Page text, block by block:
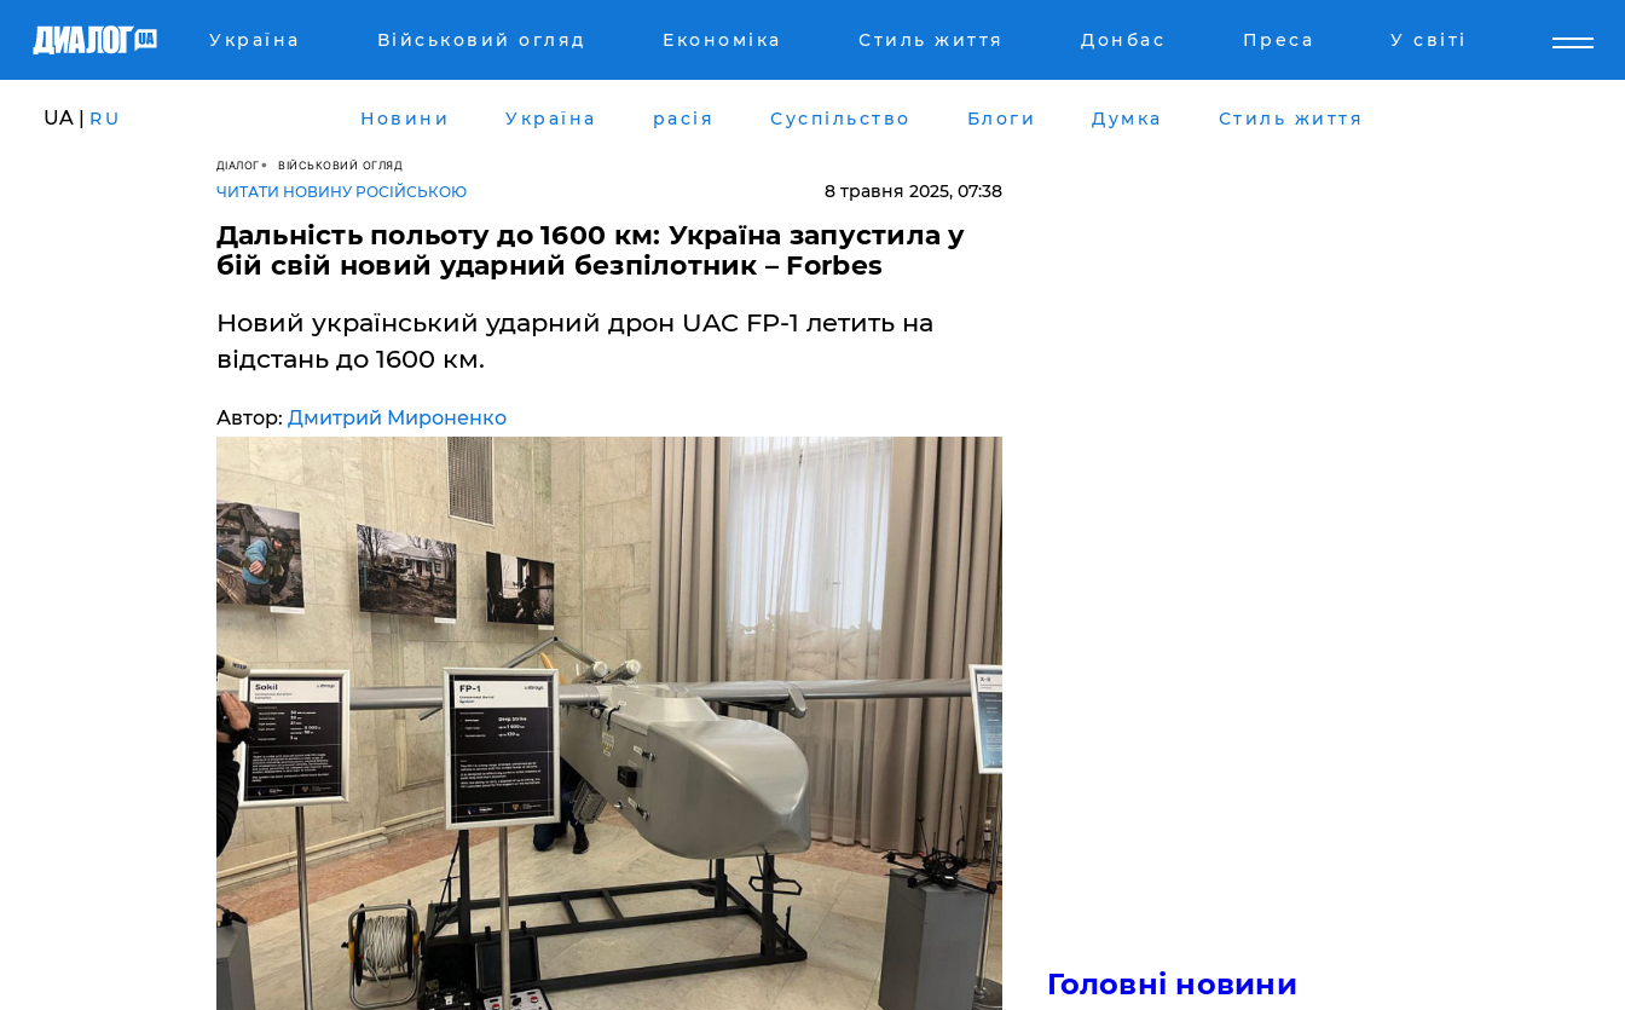
Україна Військовий огляд Економіка Стиль життя Донбас Преса У світі
UA | RU Новини Україна расія Суспільство Блоги Думка Стиль життя
ДІАЛОГ ВІЙСЬКОВИЙ ОГЛЯД
ЧИТАТИ НОВИНУ РОСІЙСЬКОЮ 8 травня 2025, 07:38
Дальність польоту до 1600 км: Україна запустила у
бій свій новий ударний безпілотник – Forbes
Новий український ударний дрон UAC FP-1 летить на
відстань до 1600 км.
Автор: Дмитрий Мироненко
Головні новини